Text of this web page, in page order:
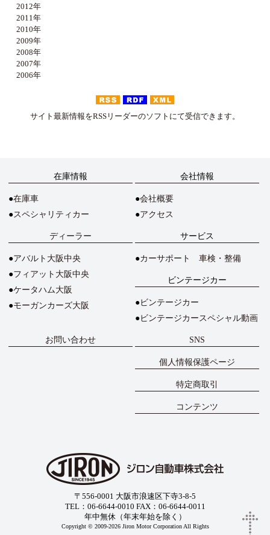
2012年
2011年
2010年
2009年
2008年
2007年
2006年
サイト最新情報をRSSリーダーのソフトにて受信できます。
在庫情報
在庫車
スペシャリティカー
会社情報
会社概要
アクセス
ディーラー
アバルト大阪中央
フィアット大阪中央
ケータハム大阪
モーガンカーズ大阪
サービス
カーサポート 車検・整備
ビンテージカー
ビンテージカー
ビンテージカースペシャル動画
お問い合わせ SNS
個人情報保護ページ
特定商取引
コンテンツ
〒556-0001 大阪市浪速区下寺3-8-5
TEL：06-6644-0010 FAX：06-6644-0011
年中無休（年末年始を除く）
Copyright © 2009-2026 Jiron Motor Corporation All Rights